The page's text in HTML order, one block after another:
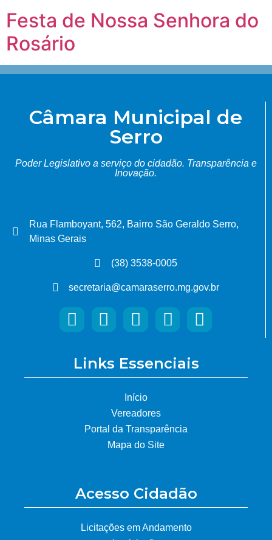
Festa de Nossa Senhora do
Rosário
Câmara Municipal de
Serro
Poder Legislativo a serviço do cidadão. Transparência e
Inovação.
Rua Flamboyant, 562, Bairro São Geraldo Serro,
Minas Gerais
(38) 3538-0005
secretaria@camaraserro.mg.gov.br
Links Essenciais
Início
Vereadores
Portal da Transparência
Mapa do Site
Acesso Cidadão
Licitações em Andamento